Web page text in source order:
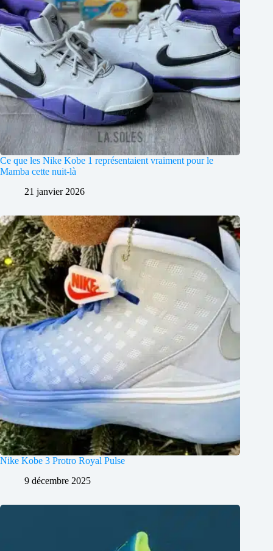
Ce que les Nike Kobe 1 représentaient vraiment pour le
Mamba cette nuit-là
21 janvier 2026
Nike Kobe 3 Protro Royal Pulse
9 décembre 2025